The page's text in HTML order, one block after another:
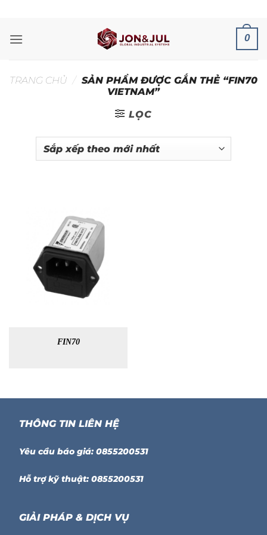
nội
0
TRANG CHỦ / SẢN PHẨM ĐƯỢC GẮN THẺ “FIN70
VIETNAM”
LỌC
FIN70
THÔNG TIN LIÊN HỆ
Yêu cầu báo giá: 0855200531
Hỗ trợ kỹ thuật: 0855200531
GIẢI PHÁP & DỊCH VỤ